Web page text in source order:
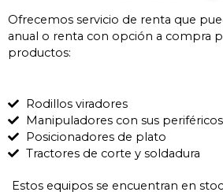
Ofrecemos servicio de renta que
anual o renta con opción a compra
productos:
Rodillos viradores
Manipuladores con sus periféricos
Posicionadores de plato
Tractores de corte y soldadura
Estos equipos se encuentran en